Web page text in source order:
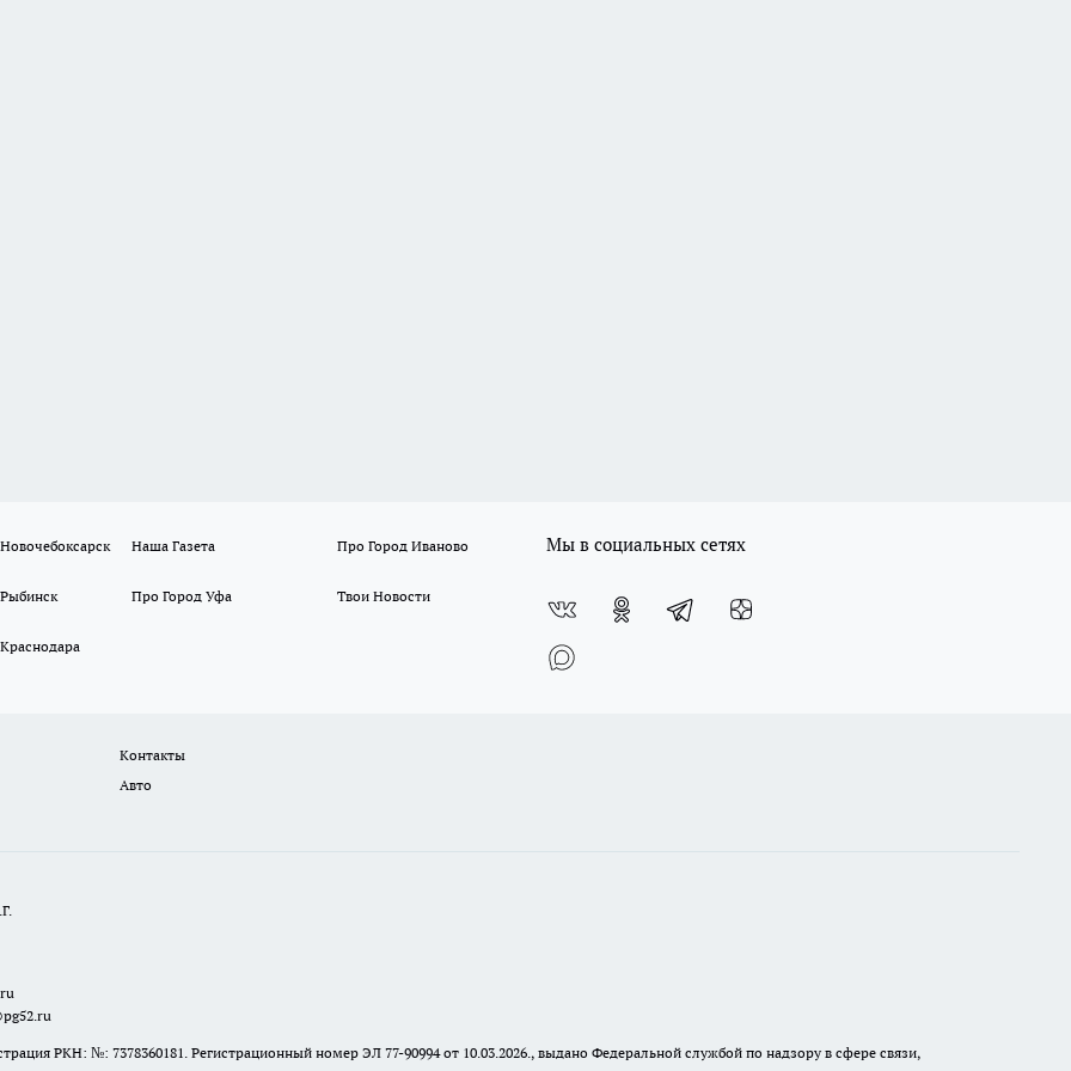
Наша Газета Про Город Иваново
Про Город Уфа Твои Новости
Мы в социальных сетях
Контакты
Авто
РКН: №: 7378360181. Регистрационный номер ЭЛ 77-90994 от 10.03.2026., выдано Федеральной службой по надзору в сфере связи,